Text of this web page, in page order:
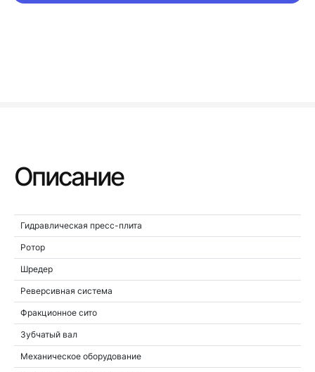
Описание
Гидравлическая пресс-плита
Ротор
Шредер
Реверсивная система
Фракционное сито
Зубчатый вал
Механическое оборудование